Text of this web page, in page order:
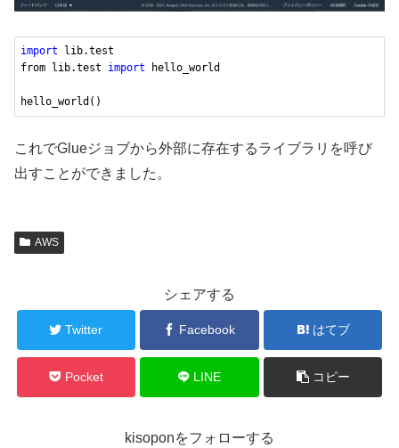
import lib.test
from lib.test import hello_world
hello_world()
これでGlueジョブから外部に存在するライブラリを呼び
出すことができました。
AWS
シェアする
Twitter Facebook はてブ
Pocket LINE コピー
kisoponをフォローする